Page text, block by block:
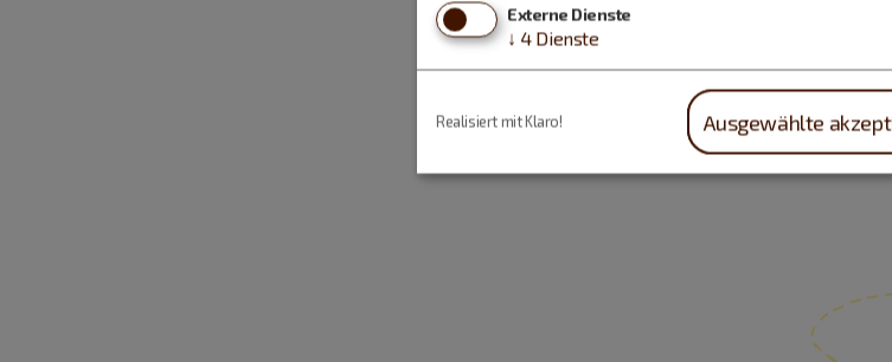
Externe Dienste
↓ 4 Dienste
Ausgewählte
Realisiert mit Klaro!